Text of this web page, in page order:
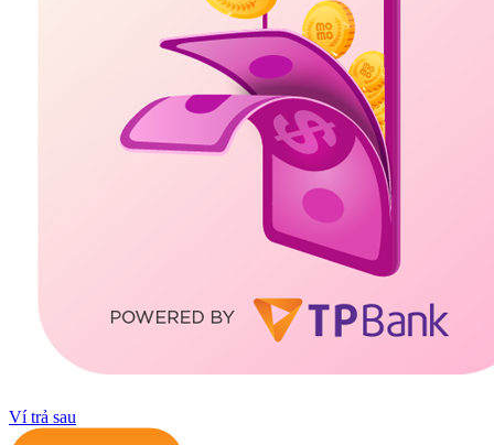
Ví trả sau